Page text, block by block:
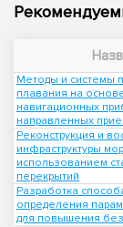
Методы и системы
плавания на
навигационных
направленных
Реконструкция и
инфраструктуры
использованием
перекрытий
Разработка
определения
для повышения